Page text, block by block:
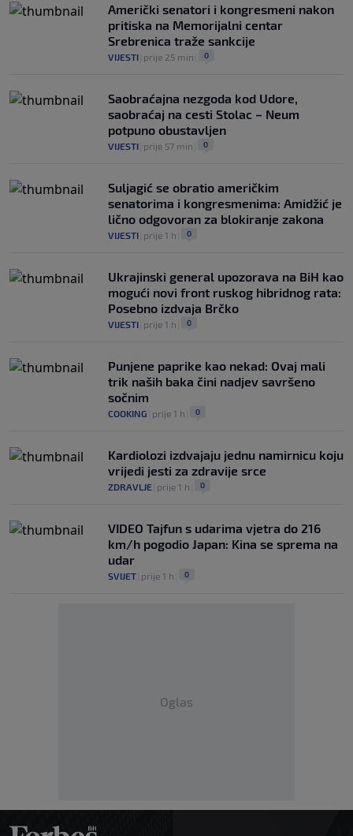
Američki senatori i kongresmeni nakon
pritiska na Memorijalni centar
Srebrenica traže sankcije
VIJESTI prije 25 min 0
Saobraćajna nezgoda kod Udore,
saobraćaj na cesti Stolac – Neum
potpuno obustavljen
VIJESTI prije 57 min 0
Suljagić se obratio američkim
senatorima i kongresmenima: Amidžić je
lično odgovoran za blokiranje zakona
VIJESTI prije 1 h 0
Ukrajinski general upozorava na BiH kao
mogući novi front ruskog hibridnog rata:
Posebno izdvaja Brčko
VIJESTI prije 1 h 0
Punjene paprike kao nekad: Ovaj mali
trik naših baka čini nadjev savršeno
sočnim
COOKING prije 1 h 0
Kardiolozi izdvajaju jednu namirnicu koju
vrijedi jesti za zdravije srce
ZDRAVLJE prije 1 h 0
VIDEO Tajfun s udarima vjetra do 216
km/h pogodio Japan: Kina se sprema na
udar
SVIJET prije 1 h 0
Oglas